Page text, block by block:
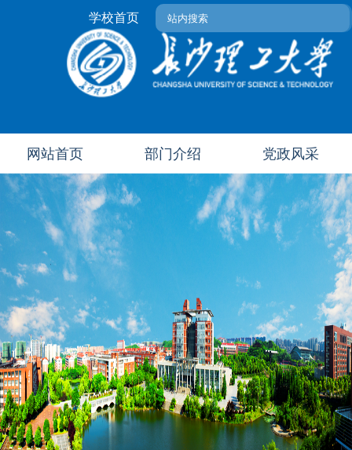
学校首页
网站首页 部门介绍 党政风采